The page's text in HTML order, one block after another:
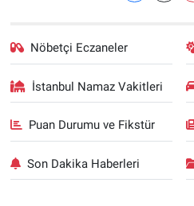
Nöbetçi Eczaneler
İstanbul Namaz Vakitleri
Puan Durumu ve Fikstür
Son Dakika Haberleri